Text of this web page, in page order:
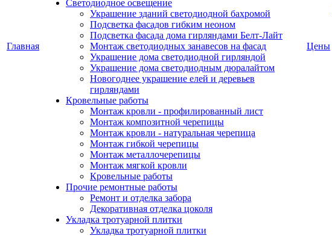
Главная
Светодиодное освещение
Украшение зданий светодиодной бахромой
Подсветка фасадов гибким неоном
Подсветка фасада дома гирляндами Белт-Лайт
Монтаж светодиодных занавесов на фасад
Украшение дома светодиодной гирляндой
Украшение дома светодиодным дюралайтом
Новогоднее украшение елей и деревьев
гирляндами
Кровельные работы
Монтаж кровли - профилированный лист
Монтаж композитной черепицы
Монтаж кровли - натуральная черепица
Монтаж гибкой черепицы
Монтаж металлочерепицы
Монтаж мягкой кровли
Кровельные работы
Прочие ремонтные работы
Ремонт и отделка забора
Декоративная отделка цоколя
Укладка тротуарной плитки
Укладка тротуарной плитки
Цены